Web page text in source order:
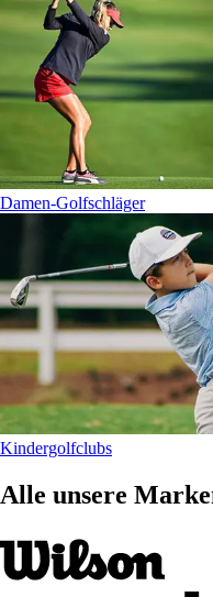
Damen-Golfschläger
Kindergolfclubs
Alle unsere